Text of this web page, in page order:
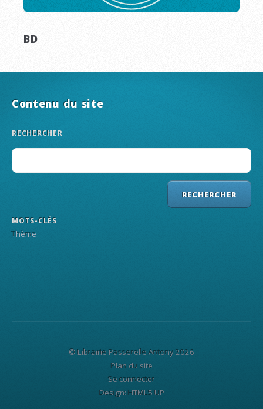
BD
Contenu du site
RECHERCHER
MOTS-CLÉS
Thème
© Librairie Passerelle Antony 2026
Plan du site
Se connecter
Design: HTML5 UP